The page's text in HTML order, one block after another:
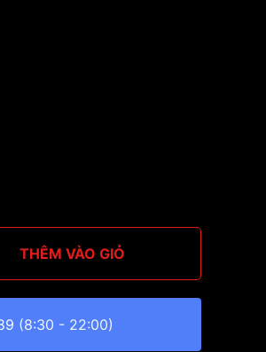
THÊM VÀO GIỎ
(8:30 - 22:00)